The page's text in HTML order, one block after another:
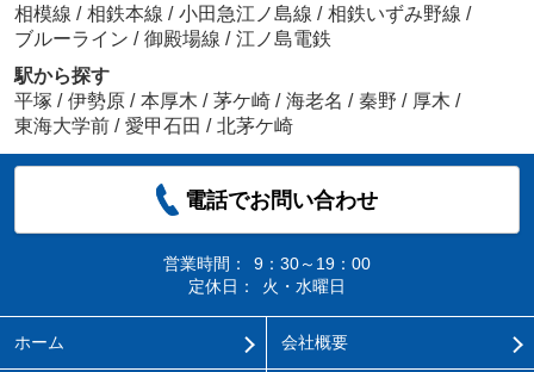
相模線 / 相鉄本線 / 小田急江ノ島線 / 相鉄いずみ野線 /
ブルーライン / 御殿場線 / 江ノ島電鉄
駅から探す
平塚 / 伊勢原 / 本厚木 / 茅ケ崎 / 海老名 / 秦野 / 厚木 /
東海大学前 / 愛甲石田 / 北茅ケ崎
電話でお問い合わせ
営業時間：
9：30～19：00
定休日：
火・水曜日
ホーム 会社概要